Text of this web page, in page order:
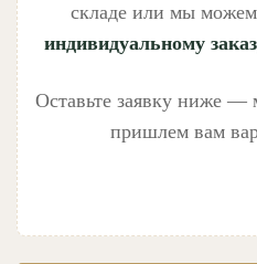
складе или мы можем
индивидуальному
Оставьте заявку ниже
пришлем вам